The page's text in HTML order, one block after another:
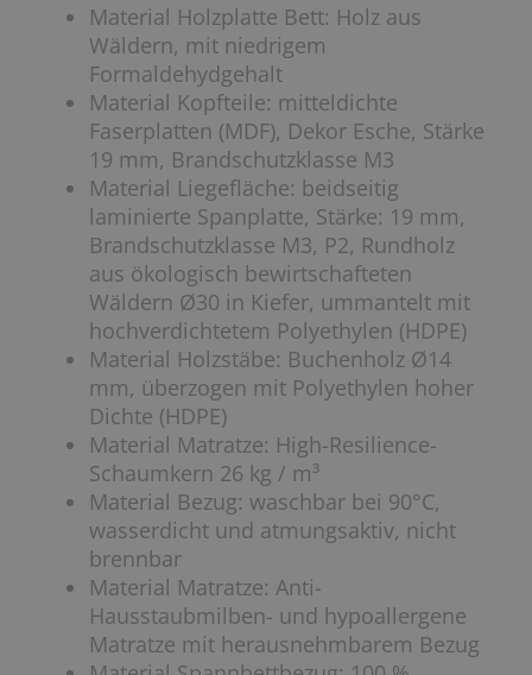
Material Holzplatte Bett: Holz aus
Wäldern, mit niedrigem
Formaldehydgehalt
Material Kopfteile: mitteldichte
Faserplatten (MDF), Dekor Esche, Stärke
19 mm, Brandschutzklasse M3
Material Liegefläche: beidseitig
laminierte Spanplatte, Stärke: 19 mm,
Brandschutzklasse M3, P2, Rundholz
aus ökologisch bewirtschafteten
Wäldern Ø30 in Kiefer, ummantelt mit
hochverdichtetem Polyethylen (HDPE)
Material Holzstäbe: Buchenholz Ø14
mm, überzogen mit Polyethylen hoher
Dichte (HDPE)
Material Matratze: High-Resilience-
Schaumkern 26 kg / m³
Material Bezug: waschbar bei 90°C,
wasserdicht und atmungsaktiv, nicht
brennbar
Material Matratze: Anti-
Hausstaubmilben- und hypoallergene
Matratze mit herausnehmbarem Bezug